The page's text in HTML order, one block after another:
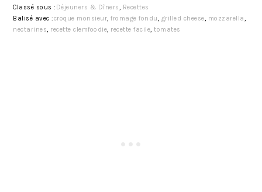
Classé sous : Déjeuners & Dîners, Recettes
Balisé avec :croque monsieur,fromage fondu, grilled cheese, mozzarella,
nectarines, recette clemfoodie, recette facile,tomates